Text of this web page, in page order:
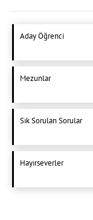
Aday Öğrenci
Mezunlar
Sık Sorulan Sorular
Hayırseverler